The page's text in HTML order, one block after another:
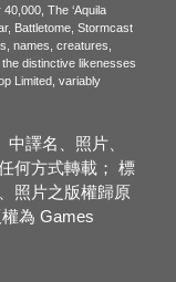
The ‘Aquila
Battletome, Stormcast
names, creatures,
distinctive likenesses
Limited, variably
譯名、照片、
何方式轉載； 標
照片之版權歸原
為 Games